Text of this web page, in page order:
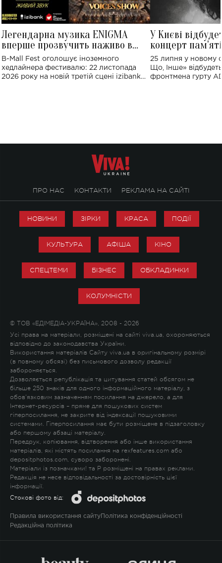
Легендарна музика ENIGMA
вперше прозвучить наживо в
Україні: де відбудеться концерт
B-Mall Fest оголошує іноземного
хедлайнера фестивалю: 22 листопада
2026 року на новій третій сцені izibank
У Києві
концерт
Клименка:
виконають
25 липня у новому
Що, Інше»
фронтмена гурту
ПРО НАС КОНТАКТИ РЕКЛАМА НА САЙТІ
НОВИНИ ЗІРКИ КРАСА ПОДІЇ
КУЛЬТУРА АФІША КІНО
СПЕЦТЕМИ БІЗНЕС ОБКЛАДИНКИ
КОЛУМНІСТИ
© ТОВ «ЕДІМЕДІА-УКРАЇНА», 2008 - 2026
Усі права на матеріали, розміщені на сайті viva.ua, охороняються
відповідно до законодавства України.
Використання матеріалів Сайту viva.ua в оригінальному розмірі
(в повному обсязі) без письмового дозволу редакції
забороняється.
Дозволяється републікація та цитування статей обсягом не
більше 250 знаків для одного інформаційного матеріалу, з
обов'язковим зазначенням посилання на джерело, а для
Інтернет-ресурсів – пряме для пошукових систем
гіперпосилання, не закрите від індексації пошуковими
системами. Гіперпосилання має бути розміщене в підзаголовку
або першому абзаці матеріалу.
Передрук, копіювання, відтворення або інше використання
матеріалів, які містять посилання на rexfeatures.com або
depositphotos.com, суворо заборонені.
Матеріали із позначками! та P розміщені на правах реклами.
Редакція не несе відповідальності за достовірність цієї
інформації.
Стокові фото від:
Правила використання сайту Політика конфіденційності
Редакційна політика